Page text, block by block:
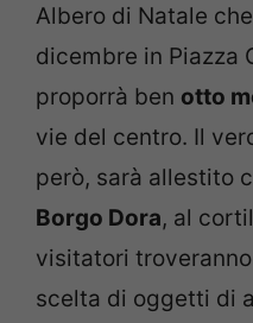
Albero di Natale
dicembre in Piazza
proporrà ben otto
vie del centro. Il
però, sarà allestito
Borgo Dora, al
visitatori
scelta di oggetti di